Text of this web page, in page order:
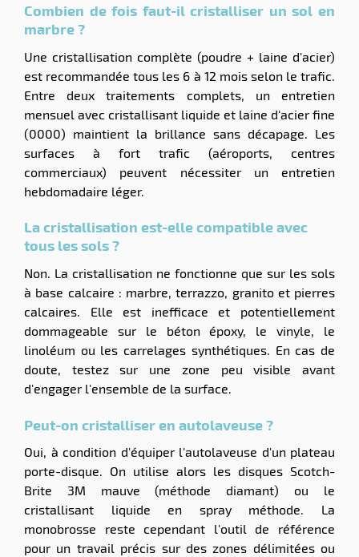
Combien de fois faut-il cristalliser un sol en
marbre ?
Une cristallisation complète (poudre + laine d'acier)
est recommandée tous les 6 à 12 mois selon le trafic.
Entre deux traitements complets, un entretien
mensuel avec cristallisant liquide et laine d'acier fine
(0000) maintient la brillance sans décapage. Les
surfaces à fort trafic (aéroports, centres
commerciaux) peuvent nécessiter un entretien
hebdomadaire léger.
La cristallisation est-elle compatible avec
tous les sols ?
Non. La cristallisation ne fonctionne que sur les sols
à base calcaire : marbre, terrazzo, granito et pierres
calcaires. Elle est inefficace et potentiellement
dommageable sur le béton époxy, le vinyle, le
linoléum ou les carrelages synthétiques. En cas de
doute, testez sur une zone peu visible avant
d'engager l'ensemble de la surface.
Peut-on cristalliser en autolaveuse ?
Oui, à condition d'équiper l'autolaveuse d'un plateau
porte-disque. On utilise alors les disques Scotch-
Brite 3M mauve (méthode diamant) ou le
cristallisant liquide en spray méthode. La
monobrosse reste cependant l'outil de référence
pour un travail précis sur des zones délimitées ou